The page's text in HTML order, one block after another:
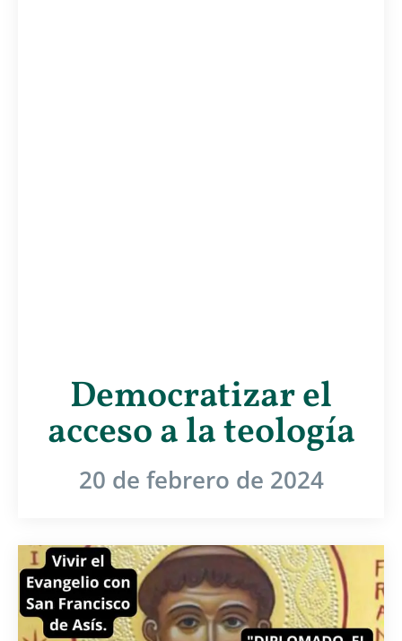
Democratizar el
acceso a la teología
20 de febrero de 2024